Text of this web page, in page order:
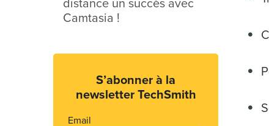
distance un succès avec
Camtasia !
S’abonner à la
newsletter TechSmith
Email